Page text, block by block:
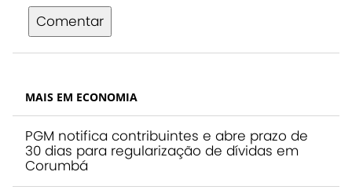
Comentar
MAIS EM ECONOMIA
PGM notifica contribuintes e abre prazo de
30 dias para regularização de dívidas em
Corumbá